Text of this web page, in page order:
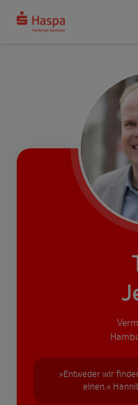
»Entweder wir
einen.«